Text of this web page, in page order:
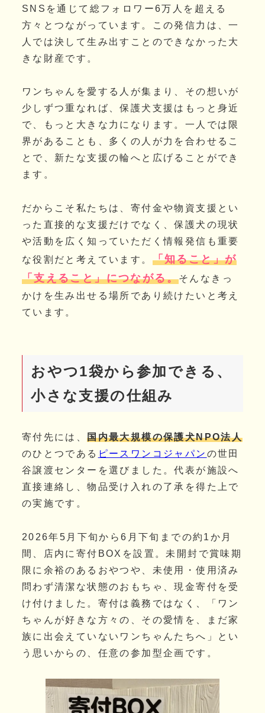
SNSを通じて総フォロワー6万人を超える
方々とつながっています。この発信力は、一
人では決して生み出すことのできなかった大
きな財産です。
ワンちゃんを愛する人が集まり、その想いが
少しずつ重なれば、保護犬支援はもっと身近
で、もっと大きな力になります。一人では限
界があることも、多くの人が力を合わせるこ
とで、新たな支援の輪へと広げることができ
ます。
だからこそ私たちは、寄付金や物資支援とい
った直接的な支援だけでなく、保護犬の現状
や活動を広く知っていただく情報発信も重要
な役割だと考えています。 「知ること」が
「支えること」につながる。そんなきっ
かけを生み出せる場所であり続けたいと考え
ています。
おやつ1袋から参加できる、
小さな支援の仕組み
寄付先には、国内最大規模の保護犬NPO法人
のひとつである ピースワンコジャパン の世田
谷譲渡センターを選びました。代表が施設へ
直接連絡し、物品受け入れの了承を得た上で
の実施です。
2026年5月下旬から6月下旬までの約1か月
間、店内に寄付BOXを設置。未開封で賞味期
限に余裕のあるおやつや、未使用・使用済み
問わず清潔な状態のおもちゃ、現金寄付を受
け付けました。寄付は義務ではなく、「ワン
ちゃんが好きな方々の、その愛情を、まだ家
族に出会えていないワンちゃんたちへ」とい
う思いからの、任意の参加型企画です。